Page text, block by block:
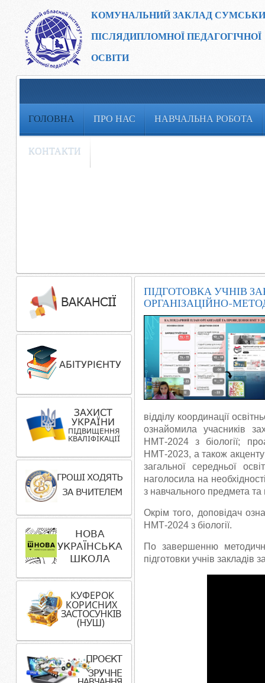
КОМУНАЛЬНИЙ ЗАКЛАД
ПІСЛЯДИПЛОМНОЇ ПЕДАГОГІЧНОЇ
ОСВІТИ
ГОЛОВНА ПРО НАС НАВЧАЛЬНА РОБОТА
КОНТАКТИ
ПІДГОТОВКА УЧНІВ
ОРГАНІЗАЦІЙНО-
відділу координації
ознайомила учасників
НМТ-2024 з біології;
НМТ-2023, а також
загальної середньої
наголосила на
з навчального предмета
Окрім того, доповідач
НМТ-2024 з біології.
По завершенню
підготовки учнів закладів